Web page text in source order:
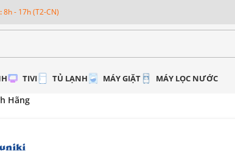
8h - 17h (T2-CN)
TIVI TỦ LẠNH MÁY GIẶT MÁY LỌC NƯỚC
Hãng